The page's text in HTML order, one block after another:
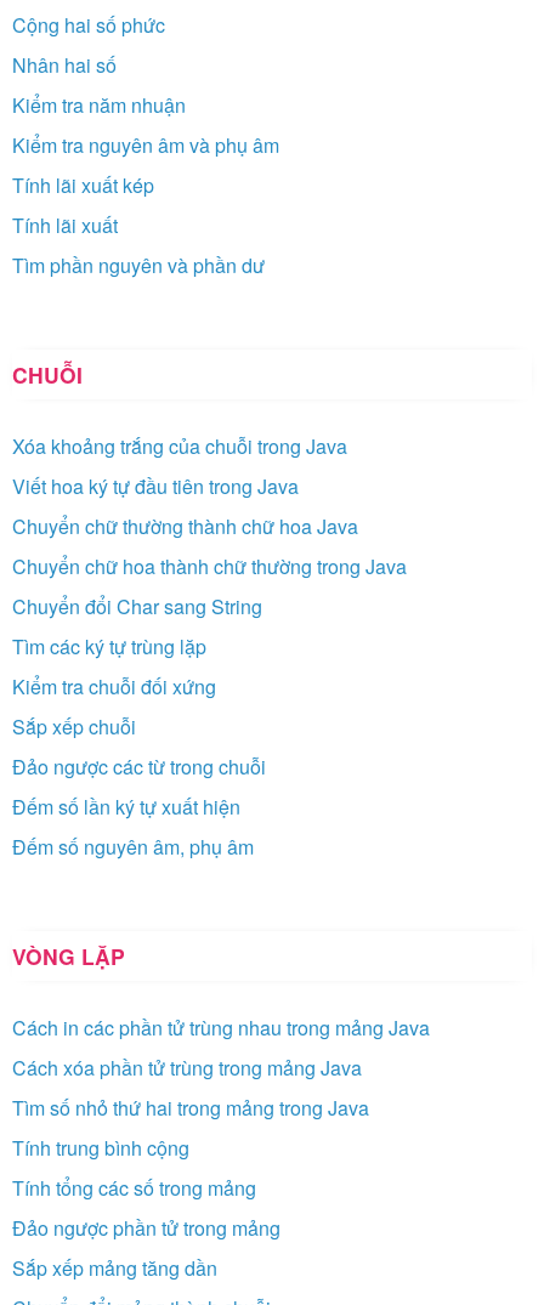
Cộng hai số phức
Nhân hai số
Kiểm tra năm nhuận
Kiểm tra nguyên âm và phụ âm
Tính lãi xuất kép
Tính lãi xuất
Tìm phần nguyên và phần dư
CHUỖI
Xóa khoảng trắng của chuỗi trong Java
Viết hoa ký tự đầu tiên trong Java
Chuyển chữ thường thành chữ hoa Java
Chuyển chữ hoa thành chữ thường trong Java
Chuyển đổi Char sang String
Tìm các ký tự trùng lặp
Kiểm tra chuỗi đối xứng
Sắp xếp chuỗi
Đảo ngược các từ trong chuỗi
Đếm số lần ký tự xuất hiện
Đếm số nguyên âm, phụ âm
VÒNG LẶP
Cách in các phần tử trùng nhau trong mảng Java
Cách xóa phần tử trùng trong mảng Java
Tìm số nhỏ thứ hai trong mảng trong Java
Tính trung bình cộng
Tính tổng các số trong mảng
Đảo ngược phần tử trong mảng
Sắp xếp mảng tăng dần